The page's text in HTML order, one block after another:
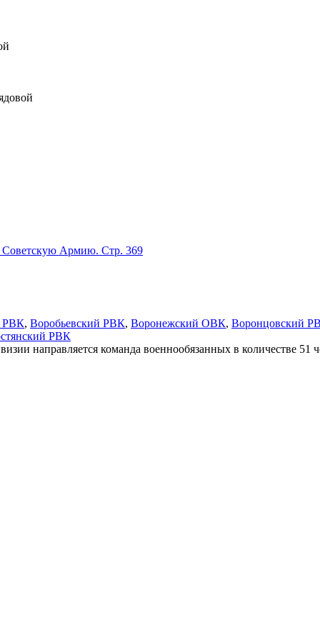
Советскую Армию. Стр. 369
РВК, Воробьевский РВК, Воронежский ОВК, Воронцовский
РВК
направляется команда военнообязанных в количестве 51